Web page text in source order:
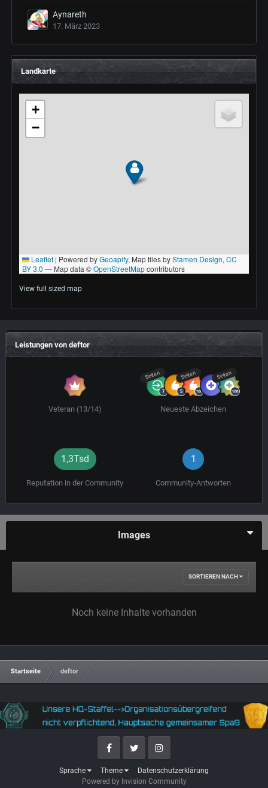
Aynareth
17. März 2023
Landkarte
View full sized map
Leistungen von deftor
Veteran (13/14)
Selten Selten Selten
Neueste Abzeichen
1,3Tsd
Reputation in der Community
1
Community-Antworten
Images
SORTIEREN NACH
Noch keine Inhalte vorhanden
Startseite deftor
Sprache Theme Datenschutzerklärung
FacebookTwitter Instagram
Powered by Invision Community